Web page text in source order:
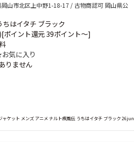
岡山市北区上中野1-18-17 / 古物商認可 岡山県公
はイタチ ブラック
[ポイント還元 39ポイント～]
お気に入り
りません
ケット メンズ アニメ ナルト疾風伝 うちはイタチ ブラック 26jun